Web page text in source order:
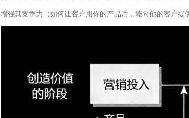
增强其竞争力（如何让客户用你的产品后，能向他的客户提